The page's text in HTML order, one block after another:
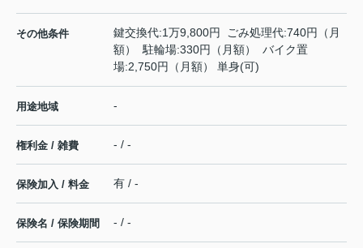
その他条件
鍵交換代:1万9,800円 ごみ処理代:740円（月
額） 駐輪場:330円（月額） バイク置
場:2,750円（月額） 単身(可)
用途地域 -
権利金 / 雑費 - / -
保険加入 / 料金 有 / -
保険名 / 保険期間 - / -